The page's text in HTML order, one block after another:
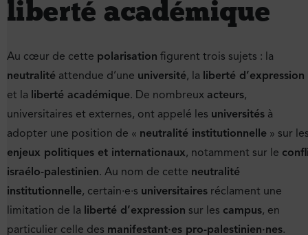
liberté académique
Au cœur de cette polarisation figurent trois sujets : la
neutralité attendue d’une université, la liberté d’expression
et la liberté académique. De nombreux acteurs,
universitaires et externes, ont appelé les universités à
adopter une position de « neutralité institutionnelle » sur
enjeux politiques et internationaux, notamment sur le
israélo-palestinien. Au nom de cette neutralité
institutionnelle, certain·e·s universitaires réclament une
limitation de la liberté d’expression sur les campus, en
particulier celle des manifestant·es pro-palestinien·nes.